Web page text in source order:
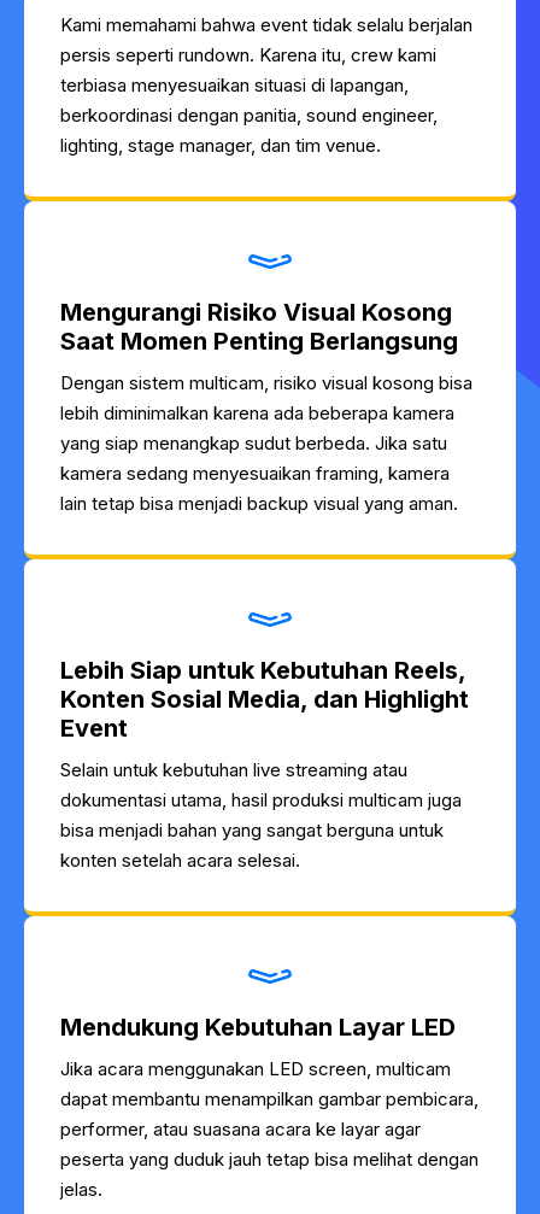
Kami memahami bahwa event tidak selalu berjalan
persis seperti rundown. Karena itu, crew kami
terbiasa menyesuaikan situasi di lapangan,
berkoordinasi dengan panitia, sound engineer,
lighting, stage manager, dan tim venue.
Mengurangi Risiko Visual Kosong
Saat Momen Penting Berlangsung
Dengan sistem multicam, risiko visual kosong bisa
lebih diminimalkan karena ada beberapa kamera
yang siap menangkap sudut berbeda. Jika satu
kamera sedang menyesuaikan framing, kamera
lain tetap bisa menjadi backup visual yang aman.
Lebih Siap untuk Kebutuhan Reels,
Konten Sosial Media, dan Highlight
Event
Selain untuk kebutuhan live streaming atau
dokumentasi utama, hasil produksi multicam juga
bisa menjadi bahan yang sangat berguna untuk
konten setelah acara selesai.
Mendukung Kebutuhan Layar LED
Jika acara menggunakan LED screen, multicam
dapat membantu menampilkan gambar pembicara,
performer, atau suasana acara ke layar agar
peserta yang duduk jauh tetap bisa melihat dengan
jelas.